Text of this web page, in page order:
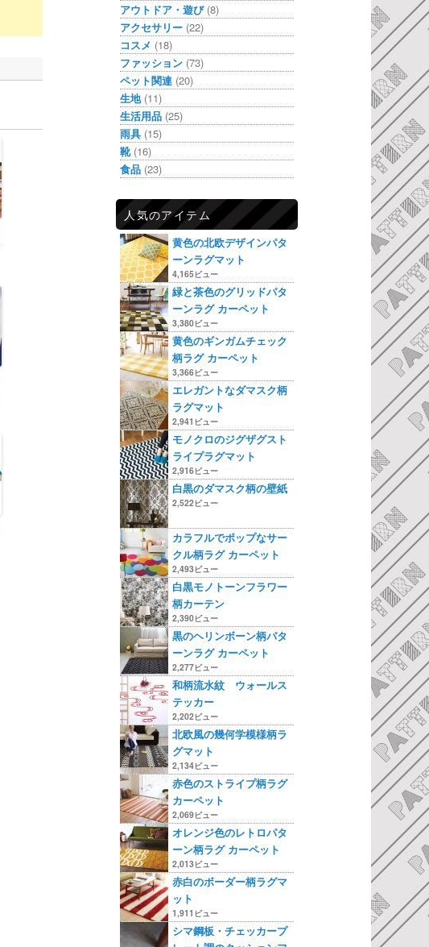
アウトドア・遊び(8)
アクセサリー (22)
コスメ (18)
ファッション (73)
ペット関連 (20)
生地(11)
生活用品 (25)
雨具 (15)
靴(16)
食品 (23)
人気のアイテム
黄色の北欧デザインパタ
ーンラグマット
4,165ビュー
緑と茶色のグリッドパタ
ーンラグ カーペット
3,380ビュー
黄色のギンガムチェック
柄ラグ カーペット
3,366ビュー
エレガントなダマスク柄
ラグマット
2,941ビュー
モノクロのジグザグスト
ライプラグマット
2,916ビュー
白黒のダマスク柄の壁紙
2,522ビュー
カラフルでポップなサー
クル柄ラグ カーペット
2,493ビュー
白黒モノトーンフラワー
柄カーテン
2,390ビュー
黒のヘリンボーン柄パタ
ーンラグ カーペット
2,277ビュー
和柄流水紋 ウォールス
テッカー
2,202ビュー
北欧風の幾何学模様柄ラ
グマット
2,134ビュー
赤色のストライプ柄ラグ
カーペット
2,069ビュー
オレンジ色のレトロパタ
ーン柄ラグ カーペット
2,013ビュー
赤白のボーダー柄ラグマ
ット
1,911ビュー
シマ鋼板・チェッカープ